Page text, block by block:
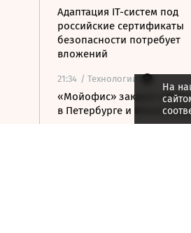
Адаптация IT-систем под
российские сертификаты
безопасности потребует
вложений
21:34 / Технологии
«Мойофис» закрыл
в Петербурге и
На